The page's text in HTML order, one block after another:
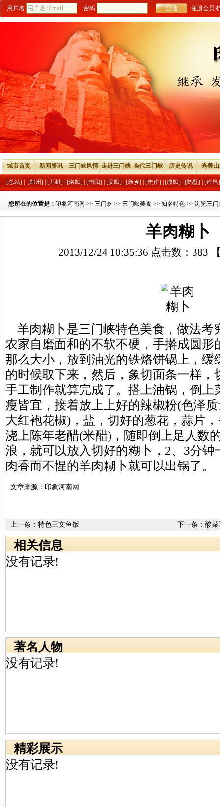
用户名 密码 注册会员
城市首页 新闻资讯 三门峡风情 走进三门峡 当代三门峡 历史传说 秀美
[总站] [郑州] [开封] [洛阳] [南阳] [安阳] [新乡] [焦作] [濮阳] [鹤壁] [许昌]
您所在的位置是： 印象河南网 >> 三门峡 >> 三门峡美食 >> 知名特色 >> 浏览三门
羊肉糊卜
2013/12/24 10:35:36 点击数： 383
羊肉糊卜是三门峡特色美食，做法考
农家自磨面和的不软不硬，手擀成圆形
那么大小，放到油光的铁烙饼锅上，缓
的时候取下来，然后，象切面条一样，
手工制作就算完成了。搭上油锅，倒上
瘦皆宜，接着放上上好的辣椒粉(色泽
大红袍花椒)，盐，切好的葱花，蒜片
浇上陈年老醋(米醋)，随即倒上足人数
浪，就可以放入切好的糊卜，2、3分
肉香而不惺的羊肉糊卜就可以出锅了。
文章来源：印象河南网
下一条： 酸菜
上一条： 特色三文鱼饭
相关信息
没有记录!
著名人物
没有记录!
精彩展示
没有记录!